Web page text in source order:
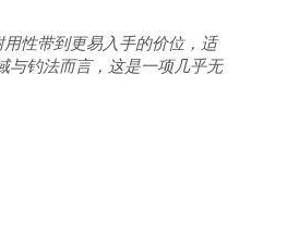
用性带到更易入手的价位，适
与钓法而言，这是一项几乎无